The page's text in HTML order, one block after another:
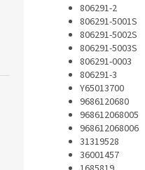
806291-2
806291-5001S
806291-5002S
806291-5003S
806291-0003
806291-3
Y65013700
9686120680
968612068005
968612068006
31319528
36001457